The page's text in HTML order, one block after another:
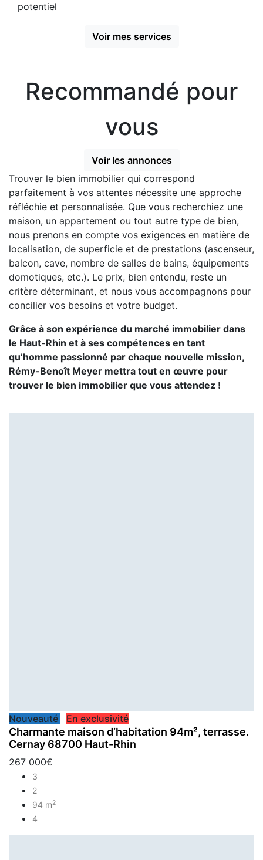
potentiel
Voir mes services
Recommandé pour
vous
Voir les annonces
Trouver le bien immobilier qui correspond
parfaitement à vos attentes nécessite une approche
réfléchie et personnalisée. Que vous recherchiez une
maison, un appartement ou tout autre type de bien,
nous prenons en compte vos exigences en matière de
localisation, de superficie et de prestations (ascenseur,
balcon, cave, nombre de salles de bains, équipements
domotiques, etc.). Le prix, bien entendu, reste un
critère déterminant, et nous vous accompagnons pour
concilier vos besoins et votre budget.
Grâce à son expérience du marché immobilier dans
le Haut-Rhin et à ses compétences en tant
qu’homme passionné par chaque nouvelle mission,
Rémy-Benoît Meyer mettra tout en œuvre pour
trouver le bien immobilier que vous attendez !
Nouveauté En exclusivité
Charmante maison d’habitation 94m², terrasse.
Cernay 68700 Haut-Rhin
267 000€
3
2
94 m2
4